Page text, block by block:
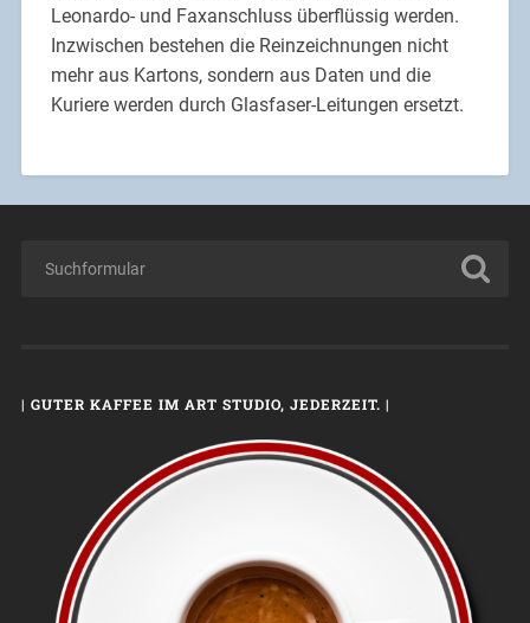
Leonardo- und Faxanschluss überflüssig werden.
Inzwischen bestehen die Reinzeichnungen nicht
mehr aus Kartons, sondern aus Daten und die
Kuriere werden durch Glasfaser-Leitungen ersetzt.
| GUTER KAFFEE IM ART STUDIO, JEDERZEIT. |